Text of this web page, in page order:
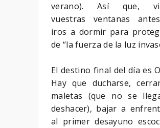
verano). Así que,
vuestras ventanas
iros a dormir para
de “la fuerza de la luz
El destino final del día es
Hay que ducharse,
maletas (que no se
deshacer), bajar a
al primer desayuno